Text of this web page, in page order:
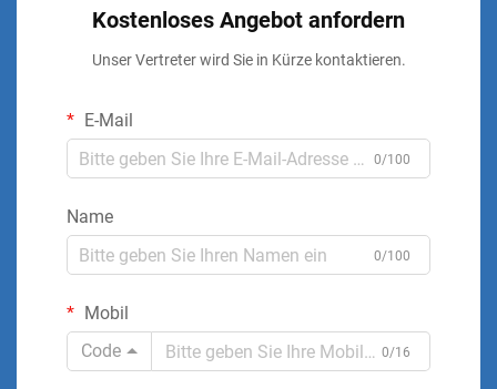
Kostenloses Angebot anfordern
Unser Vertreter wird Sie in Kürze kontaktieren.
E-Mail
0/100
Name
0/100
Mobil
Code
0/16